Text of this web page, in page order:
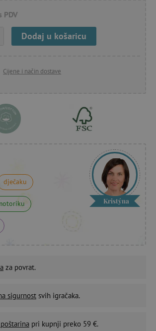
PDV
Dodaj u košaricu
Cijene i način dostave
dječaku
Kristýna
za povrat.
sigurnost svih igračaka.
pri kupnji preko 59 €.